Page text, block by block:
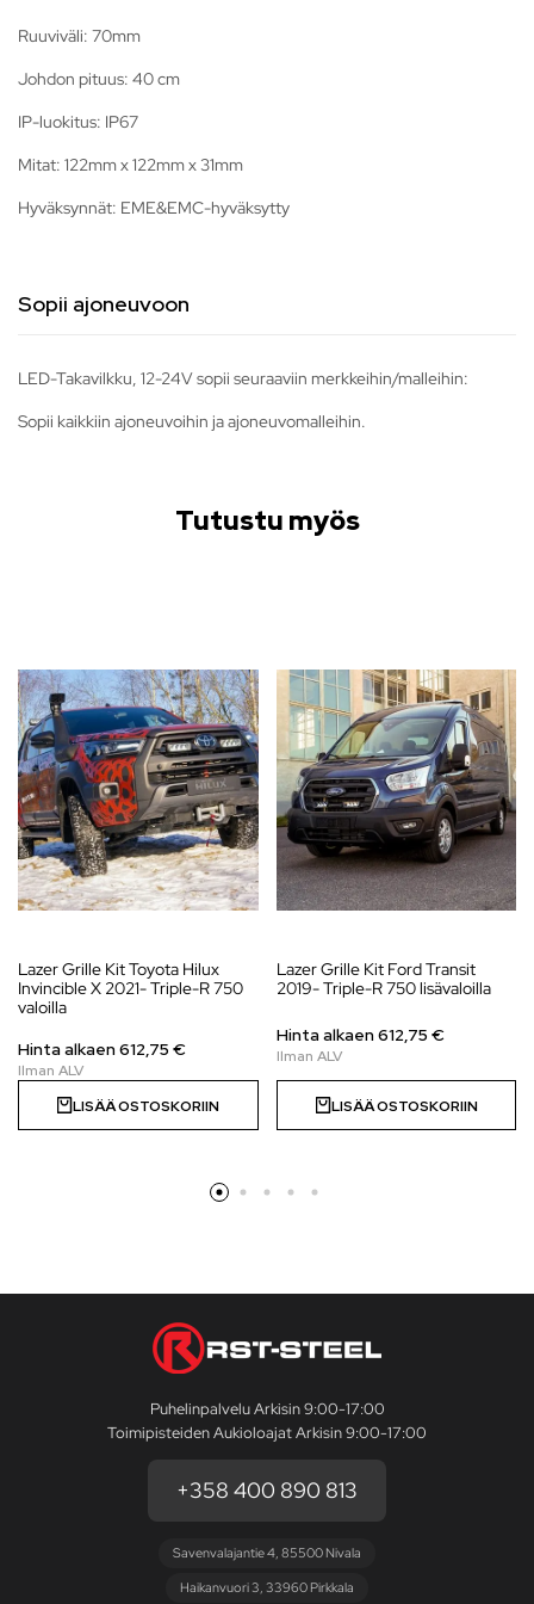
Ruuviväli: 70mm
Johdon pituus: 40 cm
IP-luokitus: IP67
Mitat: 122mm x 122mm x 31mm
Hyväksynnät: EME&EMC-hyväksytty
Sopii ajoneuvoon
LED-Takavilkku, 12-24V sopii seuraaviin merkkeihin/malleihin:
Sopii kaikkiin ajoneuvoihin ja ajoneuvomalleihin.
Tutustu myös
Lazer Grille Kit Toyota Hilux
Invincible X 2021- Triple-R 750
valoilla
Hinta alkaen612,75 €
LISÄÄ OSTOSKORIIN
Lazer Grille Kit Ford Transit
2019- Triple-R 750 lisävaloilla
Hinta alkaen612,75 €
LISÄÄ OSTOSKORIIN
Puhelinpalvelu Arkisin 9:00-17:00
Toimipisteiden Aukioloajat Arkisin 9:00-17:00
+358 400 890 813
Savenvalajantie 4, 85500 Nivala
Haikanvuori 3, 33960 Pirkkala